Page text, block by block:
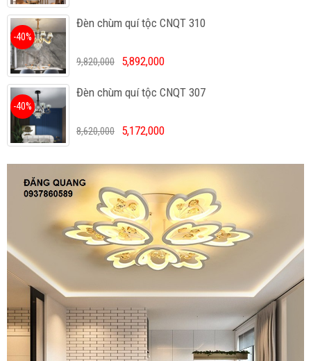
Đèn chùm quí tộc CNQT 310
-40%
9,820,000 5,892,000
Đèn chùm quí tộc CNQT 307
-40%
8,620,000 5,172,000